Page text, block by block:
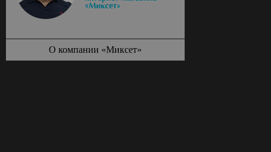
О компании «Миксет»